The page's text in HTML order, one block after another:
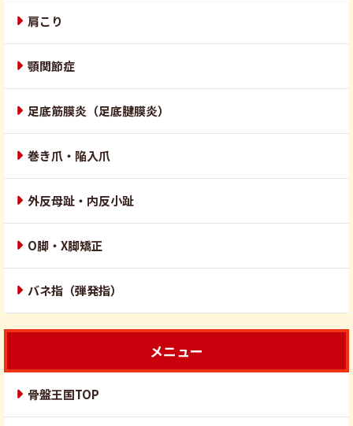
肩こり
顎関節症
足底筋膜炎（足底腱膜炎）
巻き爪・陥入爪
外反母趾・内反小趾
O脚・X脚矯正
バネ指（弾発指）
メニュー
骨盤王国TOP